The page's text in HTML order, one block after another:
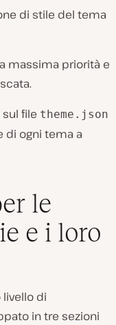
di stile del tema
massima priorità e
file theme.json
di ogni tema a
le
e i loro
di
in tre sezioni